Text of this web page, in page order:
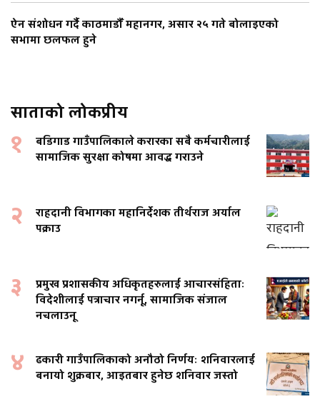
ऐन संशोधन गर्दै काठमाडौँ महानगर, असार २५ गते बोलाइएको
सभामा छलफल हुने
साताको लोकप्रीय
१
बडिगाड गाउँपालिकाले करारका सबै कर्मचारीलाई
सामाजिक सुरक्षा कोषमा आवद्ध गराउने
२
राहदानी विभागका महानिर्देशक तीर्थराज अर्याल
पक्राउ
३
प्रमुख प्रशासकीय अधिकृतहरुलाई आचारसंहिताः
विदेशीलाई पत्राचार नगर्नू, सामाजिक संजाल
नचलाउनू
४
ढकारी गाउँपालिकाको अनौठो निर्णयः शनिवारलाई
बनायो शुक्रबार, आइतबार हुनेछ शनिवार जस्तो